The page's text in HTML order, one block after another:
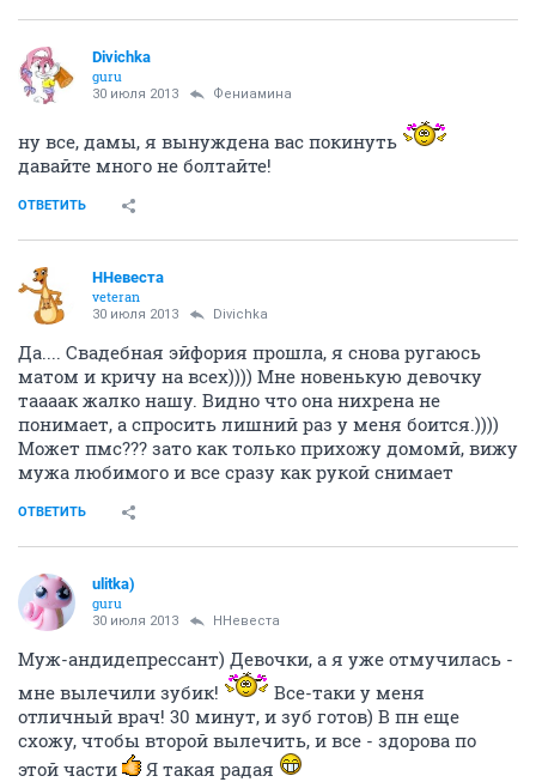
Divichka
guru
30 июля 2013 Фениамина
ну все, дамы, я вынуждена вас покинуть
давайте много не болтайте!
ОТВЕТИТЬ
ННевеста
veteran
30 июля 2013 Divichka
Да.... Свадебная эйфория прошла, я снова ругаюсь
матом и кричу на всех)))) Мне новенькую девочку
таааак жалко нашу. Видно что она нихрена не
понимает, а спросить лишний раз у меня боится.))))
Может пмс??? зато как только прихожу домомй, вижу
мужа любимого и все сразу как рукой снимает
ОТВЕТИТЬ
ulitka)
guru
30 июля 2013 ННевеста
Муж-андидепрессант) Девочки, а я уже отмучилась -
мне вылечили зубик!
Все-таки у меня
отличный врач! 30 минут, и зуб готов) В пн еще
схожу, чтобы второй вылечить, и все - здорова по
этой части
Я такая радая